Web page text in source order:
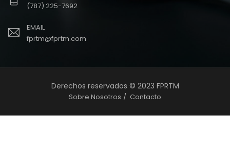
(787) 225-7692
EMAIL
fprtm@fprtm.com
Derechos reservados © 2023 FPRTM
Sobre Nosotros Contacto